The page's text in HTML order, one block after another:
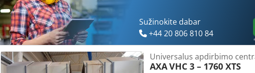
Sužinokite dabar
+44 20 806 810 84
Universalus apdirbimo
AXAVHC 3 – 1760 XTS